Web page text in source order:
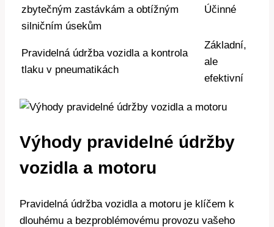
zbytečným zastávkám a obtížným
silničním úsekům
Účinné
Pravidelná údržba vozidla a kontrola
tlaku v pneumatikách
Základní,
ale
efektivní
Výhody pravidelné údržby
vozidla a motoru
Pravidelná údržba vozidla a motoru je klíčem k
dlouhému a bezproblémovému provozu vašeho